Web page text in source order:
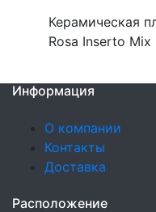
Керамическая
Rosa Inserto Mix
Информация
О компании
Контакты
Доставка
Расположение